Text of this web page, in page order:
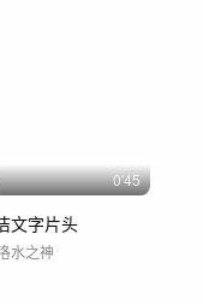
0'45
文字片头
水之神